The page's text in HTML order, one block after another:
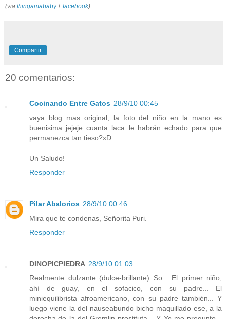
(via thingamababy+ facebook)
Compartir
20 comentarios:
Cocinando Entre Gatos 28/9/10 00:45
vaya blog mas original, la foto del niño en la mano es
buenisima jejeje cuanta laca le habrán echado para que
permanezca tan tieso?xD
Un Saludo!
Responder
Pilar Abalorios 28/9/10 00:46
Mira que te condenas, Señorita Puri.
Responder
DINOPICPIEDRA 28/9/10 01:03
Realmente dulzante (dulce-brillante) So... El primer niño,
ahì de guay, en el sofacico, con su padre... El
miniequilibrista afroamericano, con su padre tambièn... Y
luego viene la del nauseabundo bicho maquillado ese, a la